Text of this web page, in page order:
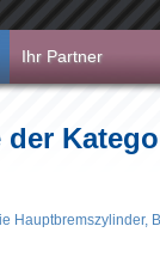
Ihr Partner
Hauptbremszylinder,